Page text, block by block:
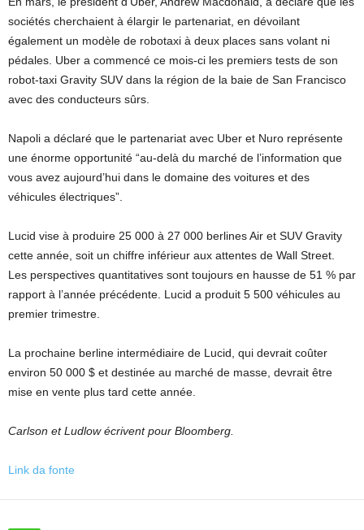
sociétés cherchaient à élargir le partenariat, en dévoilant
également un modèle de robotaxi à deux places sans volant ni
pédales. Uber a commencé ce mois-ci les premiers tests de son
robot-taxi Gravity SUV dans la région de la baie de San Francisco
avec des conducteurs sûrs.
Napoli a déclaré que le partenariat avec Uber et Nuro représente
une énorme opportunité “au-delà du marché de l’information que
vous avez aujourd’hui dans le domaine des voitures et des
véhicules électriques”.
Lucid vise à produire 25 000 à 27 000 berlines Air et SUV Gravity
cette année, soit un chiffre inférieur aux attentes de Wall Street.
Les perspectives quantitatives sont toujours en hausse de 51 % par
rapport à l’année précédente. Lucid a produit 5 500 véhicules au
premier trimestre.
La prochaine berline intermédiaire de Lucid, qui devrait coûter
environ 50 000 $ et destinée au marché de masse, devrait être
mise en vente plus tard cette année.
Carlson et Ludlow écrivent pour Bloomberg.
Link da fonte